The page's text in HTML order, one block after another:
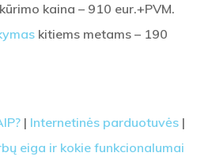
kaina – 910 eur.+PVM.
kitiems metams – 190
| Internetinės parduotuvės|
eiga ir kokie funkcionalumai